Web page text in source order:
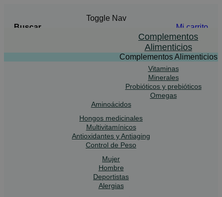
Toggle Nav
Buscar
Mi carrito
Complementos
Alimenticios
Complementos Alimenticios
Vitaminas
Minerales
Probióticos y prebióticos
Omegas
Aminoácidos
Hongos medicinales
Multivitamínicos
Antioxidantes y Antiaging
Control de Peso
Mujer
Hombre
Deportistas
Alergias